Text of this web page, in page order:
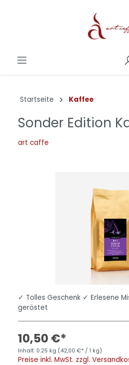
Startseite Kaffee
Sonder Edition
art caffe
✓ Tolles Geschenk ✓ Erlesene
geröstet
10,50 €*
Inhalt: 0.25 kg (42,00 €* / 1 kg)
Preise inkl. MwSt. zzgl.